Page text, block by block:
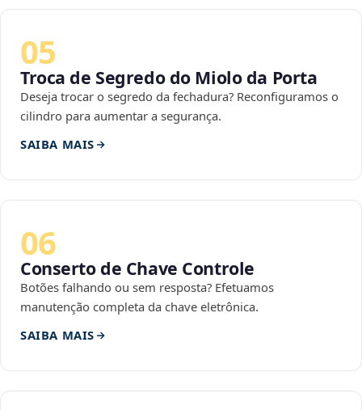
05
Troca de Segredo do Miolo da Porta
Deseja trocar o segredo da fechadura? Reconfiguramos o
cilindro para aumentar a segurança.
SAIBA MAIS
06
Conserto de Chave Controle
Botões falhando ou sem resposta? Efetuamos
manutenção completa da chave eletrônica.
SAIBA MAIS